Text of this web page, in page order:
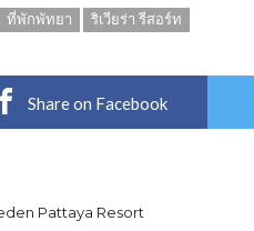
ที่พักพัทยา ริเวียร่า รีสอร์ท
Share on Facebook
Pattaya Resort